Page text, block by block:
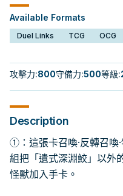
Available Formats
Duel Links TCG OCG
攻擊力:800守備力:500等級:
Description
①：這張卡召喚·反轉召喚
組把「遺式深淵鮫」以外
怪獸加入手卡。